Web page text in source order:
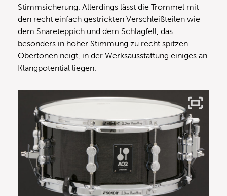
Stimmsicherung. Allerdings lässt die Trommel mit
den recht einfach gestrickten Verschleißteilen wie
dem Snareteppich und dem Schlagfell, das
besonders in hoher Stimmung zu recht spitzen
Obertönen neigt, in der Werksausstattung einiges an
Klangpotential liegen.